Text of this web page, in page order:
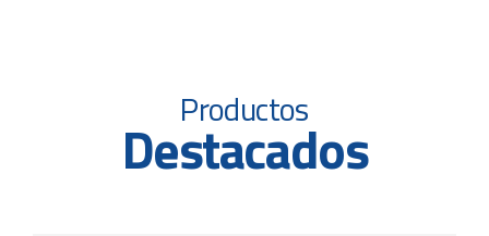
Productos
Destacados